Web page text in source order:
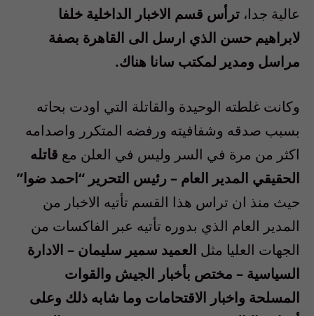
عالية جدا، ترأس قسم الاخبار الداخلية خلفا
لابراهيم حسن الذي ارسل الى القاهرة بصفة
مراسل ومدير لمكتب سانا هناك.
وكانت غلطته الوحيدة والقاتلة التي اودت بحاته
بسبب صدقه وشفافيته ورفضه المتكرر واصدامه
اكثر من مرة في السر وليس في العلن مع قاتله
الحقيقي المدير العام – رئيس التحرير “احمد ضوا”
حيث منذ ان تراس هذا القسم تأتيه الاخبار من
المدير العام الذي بدوره تأتيه عبر الفاكسات من
الجهات العليا مثل العميد سمير سليمان – الادارة
السياسية – مختص بأخبار الجيش والقوات
المسلحة واخبار الاقتحامات وما شابه ذلك وعلى